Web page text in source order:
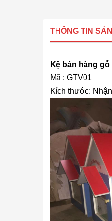
THÔNG TIN
Kệ bán hàng gỗ
Mã : GTV01
Kích thước: